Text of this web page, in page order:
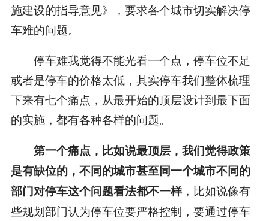
施建设的指导意见》，要求各个城市切实解决停
车难的问题。
停车难我觉得不能光看一个点，停车位不足
或者是停车的价格太低，其实停车我们整体梳理
下来有七个痛点，从最开始的顶层设计到最下面
的实施，都有各种各样的问题。
第一个痛点，比如说最顶层，我们觉得政策
是有缺位的，不同的城市甚至同一个城市不同的
部门对停车这个问题看法都不一样，比如说像有
些规划部门认为停车位要严格控制，要通过停车